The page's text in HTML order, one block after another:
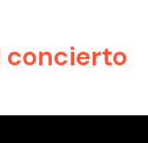
concierto